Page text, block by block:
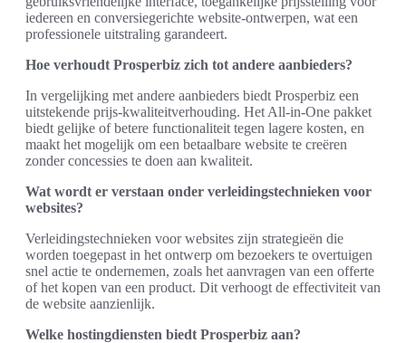
iedereen en conversiegerichte website-ontwerpen, wat een
professionele uitstraling garandeert.
Hoe verhoudt Prosperbiz zich tot andere aanbieders?
In vergelijking met andere aanbieders biedt Prosperbiz een
uitstekende prijs-kwaliteitverhouding. Het All-in-One pakket
biedt gelijke of betere functionaliteit tegen lagere kosten, en
maakt het mogelijk om een betaalbare website te creëren
zonder concessies te doen aan kwaliteit.
Wat wordt er verstaan onder verleidingstechnieken voor
websites?
Verleidingstechnieken voor websites zijn strategieën die
worden toegepast in het ontwerp om bezoekers te overtuigen
snel actie te ondernemen, zoals het aanvragen van een offerte
of het kopen van een product. Dit verhoogt de effectiviteit van
de website aanzienlijk.
Welke hostingdiensten biedt Prosperbiz aan?